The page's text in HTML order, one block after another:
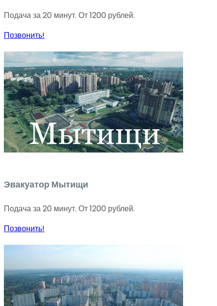
Подача за 20 минут. От 1200 рублей.
Позвонить!
Эвакуатор Мытищи
Подача за 20 минут. От 1200 рублей.
Позвонить!